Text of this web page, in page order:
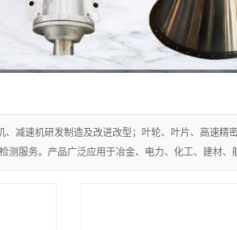
、减速机研发制造及改进改型；叶轮、叶片、高速
测服务。产品广泛应用于冶金、电力、化工、建材、